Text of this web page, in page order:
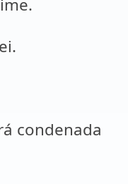
condenada